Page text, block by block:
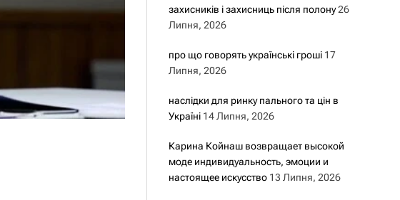
захисників і захисниць після полону 26
Липня, 2026
про що говорять українські гроші 17
Липня, 2026
наслідки для ринку пального та цін в
Україні 14 Липня, 2026
Карина Койнаш возвращает высокой
моде индивидуальность, эмоции и
настоящее искусство 13 Липня, 2026